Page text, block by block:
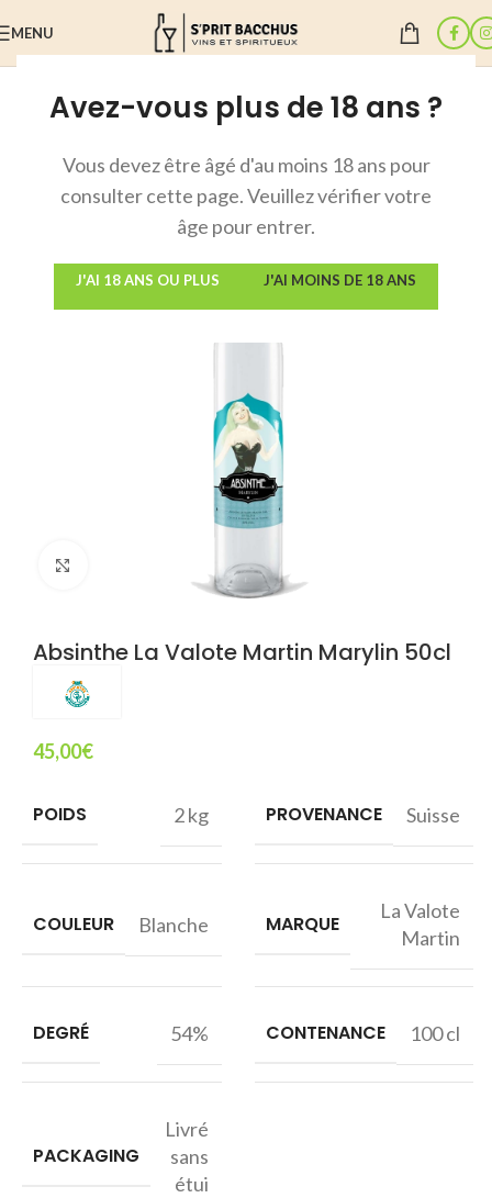
Avez-vous plus de 18 ans ?
Vous devez être âgé d'au moins 18 ans pour
consulter cette page. Veuillez vérifier votre
âge pour entrer.
J'AI 18 ANS OU PLUS J'AI MOINS DE 18 ANS
MENU
Accueil/Absinthes suisses
Absinthe La Valote Martin Marylin 50cl
45,00€
POIDS 2 kg PROVENANCE Suisse
COULEUR Blanche MARQUE
La Valote
Martin
DEGRÉ 54% CONTENANCE 100 cl
PACKAGING
Livré
sans
étui